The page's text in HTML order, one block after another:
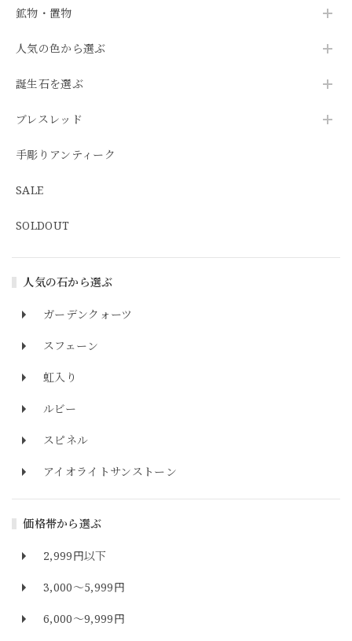
鉱物・置物
人気の色から選ぶ
誕生石を選ぶ
ブレスレッド
手彫りアンティーク
SALE
SOLDOUT
人気の石から選ぶ
ガーデンクォーツ
スフェーン
虹入り
ルビー
スピネル
アイオライトサンストーン
価格帯から選ぶ
2,999円以下
3,000～5,999円
6,000～9,999円